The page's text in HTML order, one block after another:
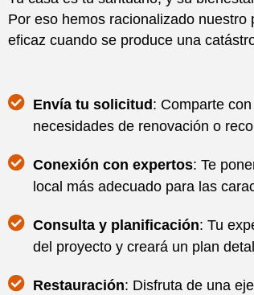
Por eso hemos racionalizado
eficaz cuando se produce una
Envía tu solicitud: Comparte
necesidades de renovación o
Conexión con expertos: Te
local más adecuado para las
Consulta y planificación: Tu
del proyecto y creará un plan
Restauración: Disfruta de una